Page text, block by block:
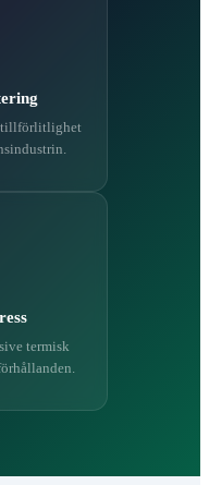
tillförlitlighet
termisk